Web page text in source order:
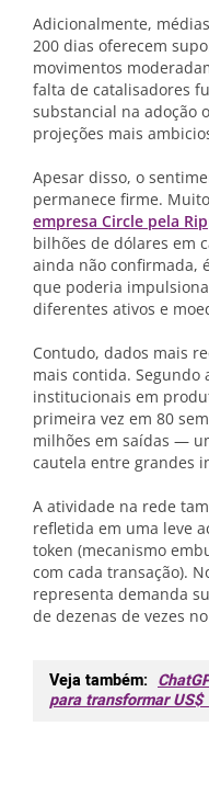
Adicionalmente,
200 dias oferecem
movimentos
falta de catalisadores
substancial na adoção
projeções mais
Apesar disso, o
permanece firme.
empresa Circle pela
bilhões de dólares em
ainda não confirmada,
que poderia
diferentes ativos e
Contudo, dados mais
mais contida. Segundo
institucionais em
primeira vez em 80
milhões em saídas —
cautela entre grandes
A atividade na rede
refletida em uma leve
token (mecanismo
com cada transação).
representa demanda
de dezenas de vezes
Veja também:
para transformar US$